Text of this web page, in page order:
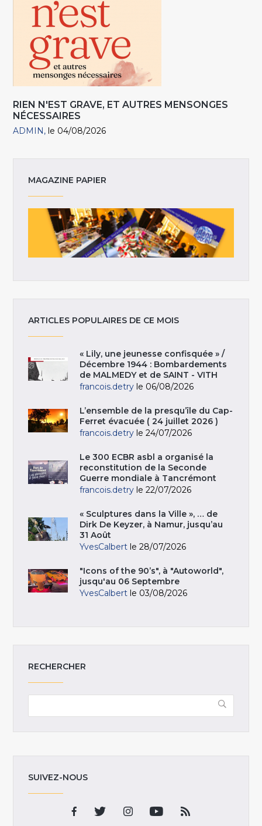
RIEN N'EST GRAVE, ET AUTRES MENSONGES
NÉCESSAIRES
ADMIN le 04/08/2026
MAGAZINE PAPIER
ARTICLES POPULAIRES DE CE MOIS
« Lily, une jeunesse confisquée » /
Décembre 1944 : Bombardements
de MALMEDY et de SAINT - VITH
francois.detry le 06/08/2026
L’ensemble de la presqu’île du Cap-
Ferret évacuée ( 24 juillet 2026 )
francois.detry le 24/07/2026
Le 300 ECBR asbl a organisé la
reconstitution de la Seconde
Guerre mondiale à Tancrémont
francois.detry le 22/07/2026
« Sculptures dans la Ville », … de
Dirk De Keyzer, à Namur, jusqu’au
31 Août
YvesCalbert le 28/07/2026
"Icons of the 90’s", à "Autoworld",
jusqu'au 06 Septembre
YvesCalbert le 03/08/2026
RECHERCHER
SUIVEZ-NOUS